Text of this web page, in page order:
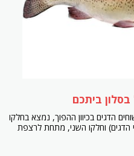
ביתכם
הדגים בכיוון ההפוך, נמצא בחלקו
הדגים) וחלקו השני, מתחת לרצפת